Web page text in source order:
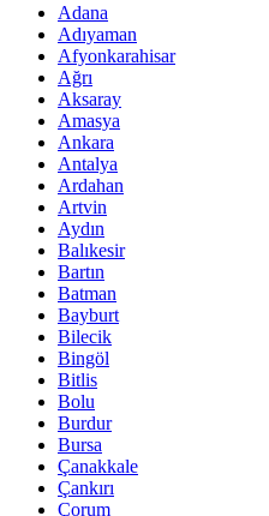
Adana
Adıyaman
Afyonkarahisar
Ağrı
Aksaray
Amasya
Ankara
Antalya
Ardahan
Artvin
Aydın
Balıkesir
Bartın
Batman
Bayburt
Bilecik
Bingöl
Bitlis
Bolu
Burdur
Bursa
Çanakkale
Çankırı
Çorum